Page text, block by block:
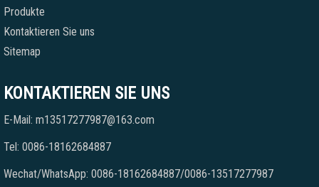
Produkte
Kontaktieren Sie uns
Sitemap
KONTAKTIEREN SIE UNS
E-Mail: m13517277987@163.com
Tel: 0086-18162684887
Wechat/WhatsApp: 0086-18162684887/0086-13517277987